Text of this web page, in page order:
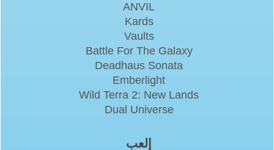
ANVIL
Kards
Vaults
Battle For The Galaxy
Deadhaus Sonata
Emberlight
Wild Terra 2: New Lands
Dual Universe
إلعب